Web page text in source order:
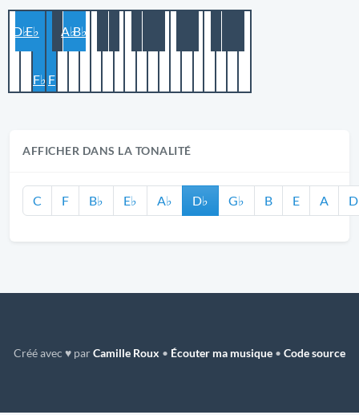
D♭E♭
F♭ F
A♭B♭
AFFICHER DANS LA TONALITÉ
C F B♭ E♭ A♭ D♭ G♭ B E A D
Créé avec ♥ parCamille Roux • Écouter ma musique • Code source